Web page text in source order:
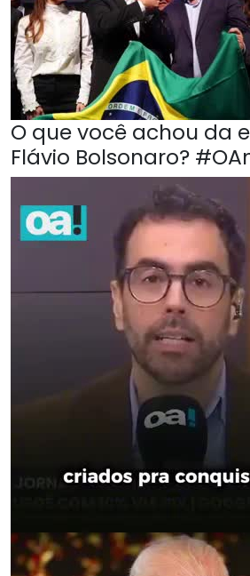
O que você achou da
Flávio Bolsonaro?